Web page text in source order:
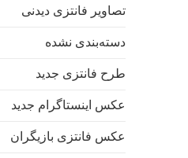
تصاویر فانتزی دیدنی
دسته‌بندی نشده
طرح فانتزی جدید
عکس اینستاگرام جدید
عکس فانتزی بازیگران